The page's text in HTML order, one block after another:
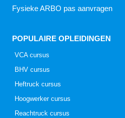
Fysieke ARBO pas aanvragen
POPULAIRE OPLEIDINGEN
VCA cursus
BHV cursus
Heftruck cursus
Hoogwerker cursus
Reachtruck cursus